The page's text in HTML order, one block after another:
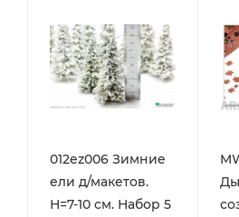
012ez006 Зимние
ели д/макетов.
Н=7-10 см. Набор 5